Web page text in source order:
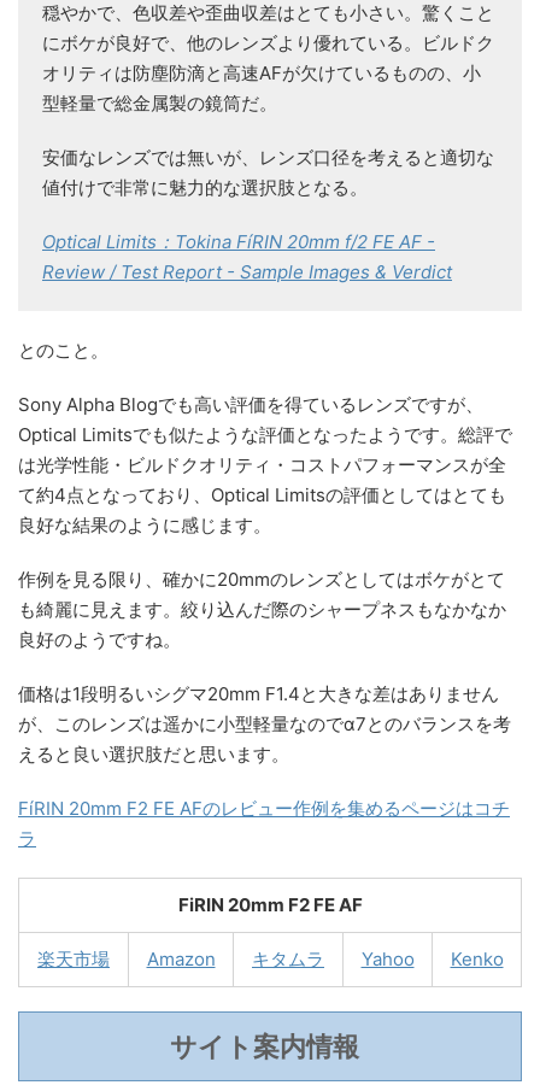
穏やかで、色収差や歪曲収差はとても小さい。驚くこと
にボケが良好で、他のレンズより優れている。ビルドク
オリティは防塵防滴と高速AFが欠けているものの、小
型軽量で総金属製の鏡筒だ。
安価なレンズでは無いが、レンズ口径を考えると適切な
値付けで非常に魅力的な選択肢となる。
Optical Limits：Tokina FíRIN 20mm f/2 FE AF -
Review / Test Report - Sample Images & Verdict
とのこと。
Sony Alpha Blogでも高い評価を得ているレンズですが、
Optical Limitsでも似たような評価となったようです。総評で
は光学性能・ビルドクオリティ・コストパフォーマンスが全
て約4点となっており、Optical Limitsの評価としてはとても
良好な結果のように感じます。
作例を見る限り、確かに20mmのレンズとしてはボケがとて
も綺麗に見えます。絞り込んだ際のシャープネスもなかなか
良好のようですね。
価格は1段明るいシグマ20mm F1.4と大きな差はありません
が、このレンズは遥かに小型軽量なのでα7とのバランスを考
えると良い選択肢だと思います。
FíRIN 20mm F2 FE AFのレビュー作例を集めるページはコチ
ラ
FiRIN 20mm F2 FE AF
楽天市場 Amazon キタムラ Yahoo Kenko
サイト案内情報